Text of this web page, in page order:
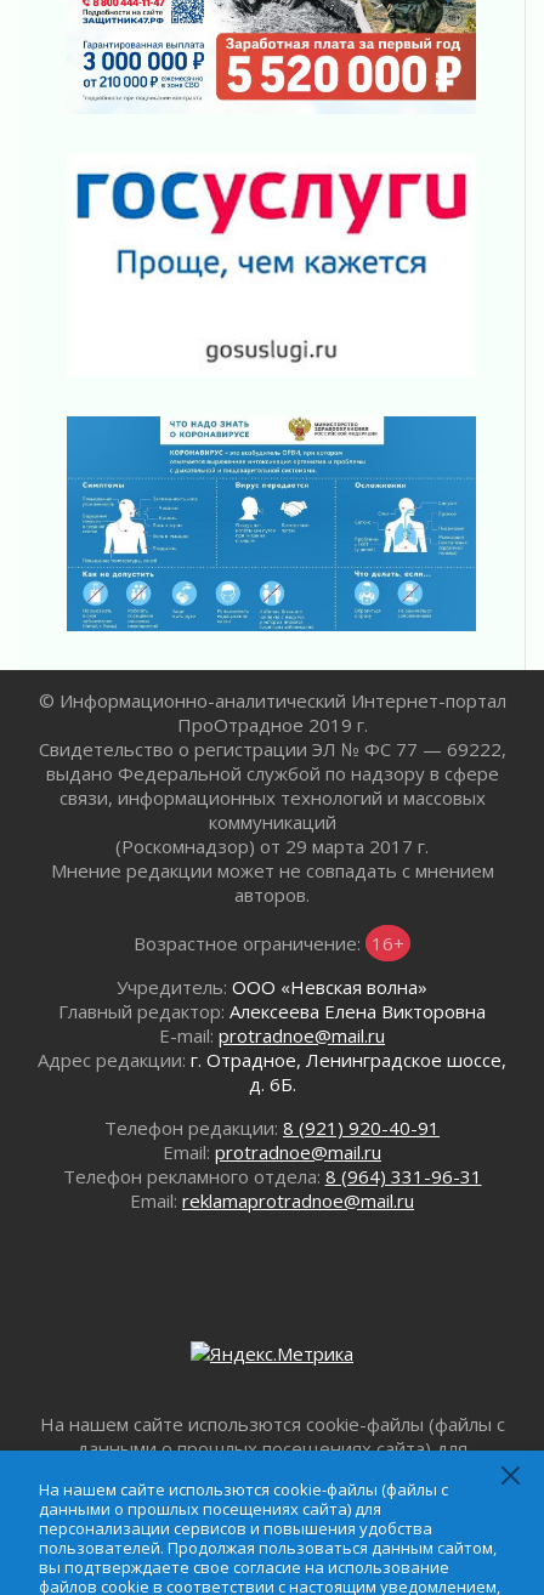
Не женское это дело...уверены?
01 августа 2026
Все силы в кулак
01 августа 2026
Один в поле — не воин
01 августа 2026
Пик топливного кризиса в регионе прошёл
31 июля 2026
Ленинградцы — бойцам «Барс-Ленинградец»
Маршрутами будущего — к заветной цели
«Корвет» на страже
31 июля 2026
Правила для жизни
31 июля 2026
С рабочим визитом
31 июля 2026
31 июля 2026
Новые возможности для творчества
31 июля 2026
За сухими цифрами — реальная жизнь
От инженера-создателя к волонтёрам
«Созидателям»
Генеральная репетиция векового юбилея
Открытое сердце и стремление делать добро
31 июля 2026
Давайте разберемся!
Круглую ригу в Гатчине отреставрируют в
2027 году
30 июля 2026
Путешествие к западным рубежам
Ленобласть наводит порядок на дорогах и в
Комфортное лето: в Ленобласти 30 июля
ожидается теплая и сухая погода
Ладожский мост на трассе «Кола» полностью
закроют для движения в ночь на 31 июля
30 июля 2026
Волейболисты из Всеволожского района
© Информационно-аналитический Интернет-портал
ПроОтрадное 2019 г.
Свидетельство о регистрации ЭЛ № ФС 77 — 69222,
выдано Федеральной службой по надзору в сфере
связи, информационных технологий и массовых
коммуникаций
(Роскомнадзор) от 29 марта 2017 г.
Мнение редакции может не совпадать с мнением
авторов.
Возрастное ограничение: 16+
Учредитель: ООО «Невская волна»
Главный редактор: Алексеева Елена Викторовна
E-mail: protradnoe@mail.ru
Адрес редакции: г. Отрадное, Ленинградское шоссе,
д. 6Б.
Телефон редакции: 8 (921) 920-40-91
Email: protradnoe@mail.ru
Телефон рекламного отдела: 8 (964) 331-96-31
Email: reklamaprotradnoe@mail.ru
На нашем сайте использются cookie-файлы (файлы с
данными о прошлых посещениях сайта) для
пользователей. Продолжая пользоваться данным
сайтом, вы подтверждаете свое согласие на
использование файлов cookie в соответствии с
настоящим уведомлением,Пользовательским
На нашем сайте использются cookie-файлы (файлы с
данными о прошлых посещениях сайта) для
персонализации сервисов и повышения удобства
пользователей. Продолжая пользоваться данным сайтом,
вы подтверждаете свое согласие на использование
файлов cookie в соответствии с настоящим уведомлением,